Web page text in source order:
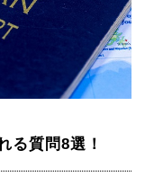
る質問8選！